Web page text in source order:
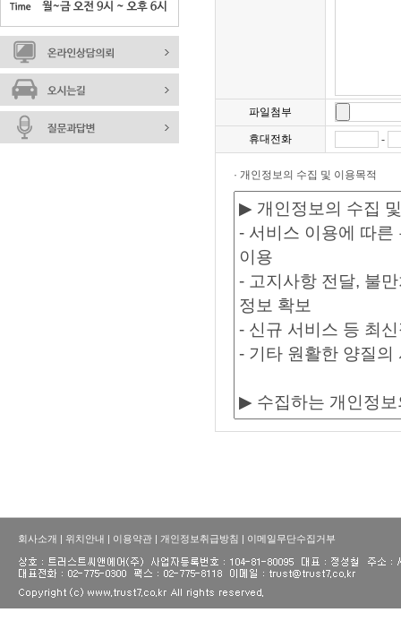
파일첨부
휴대전화 -
· 개인정보의 수집 및 이용목적
회사소개 | 위치안내 | 이용약관 | 개인정보취급방침 | 이메일무단수집거부